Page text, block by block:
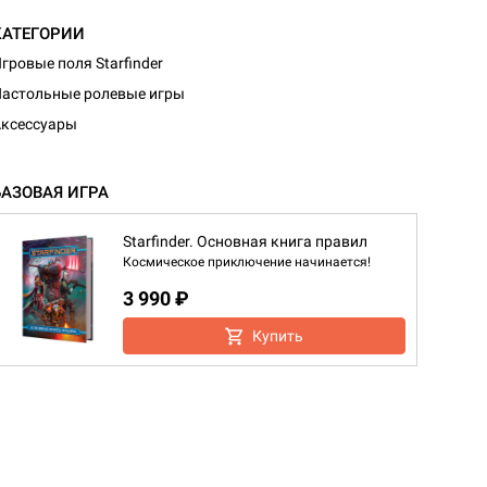
поля Starfinder
ролевые игры
ИГРА
Starfinder. Основная книга правил
Космическое приключение начинается!
3 990 ₽
Купить